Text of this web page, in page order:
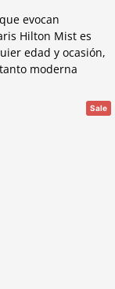
evocan
Hilton Mist es
edad y ocasión,
moderna
Sale